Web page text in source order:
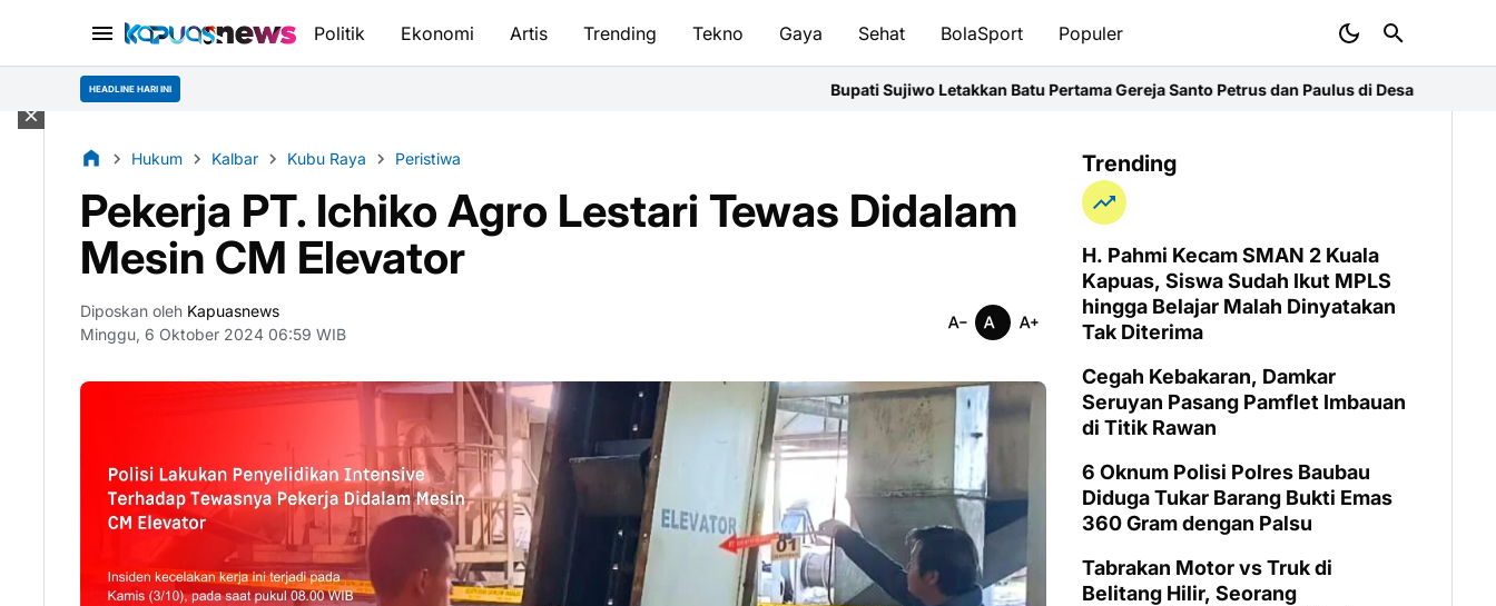
Politik Ekonomi Artis Trending Tekno Gaya Sehat BolaSport Populer
HEADLINE HARI INI Bupati Sujiwo Letakkan Batu Pertama Gereja Santo Petrus dan Paulus di Desa KapurKasus Emas Ilegal di Sintang
Hukum Kalbar Kubu Raya Peristiwa
Pekerja PT. Ichiko Agro Lestari Tewas Didalam
Mesin CM Elevator
Diposkan oleh Kapuasnews
Minggu, 6 Oktober 2024 06:59 WIB
Trending
H. Pahmi Kecam SMAN 2 Kuala
Kapuas, Siswa Sudah Ikut MPLS
hingga Belajar Malah Dinyatakan
Tak Diterima
Cegah Kebakaran, Damkar
Seruyan Pasang Pamflet Imbauan
di Titik Rawan
6 Oknum Polisi Polres Baubau
Diduga Tukar Barang Bukti Emas
360 Gram dengan Palsu
Tabrakan Motor vs Truk di
Belitang Hilir, Seorang